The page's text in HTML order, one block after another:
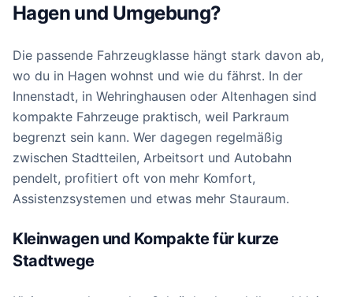
Hagen und Umgebung?
Die passende Fahrzeugklasse hängt stark davon ab,
wo du in Hagen wohnst und wie du fährst. In der
Innenstadt, in Wehringhausen oder Altenhagen sind
kompakte Fahrzeuge praktisch, weil Parkraum
begrenzt sein kann. Wer dagegen regelmäßig
zwischen Stadtteilen, Arbeitsort und Autobahn
pendelt, profitiert oft von mehr Komfort,
Assistenzsystemen und etwas mehr Stauraum.
Kleinwagen und Kompakte für kurze
Stadtwege